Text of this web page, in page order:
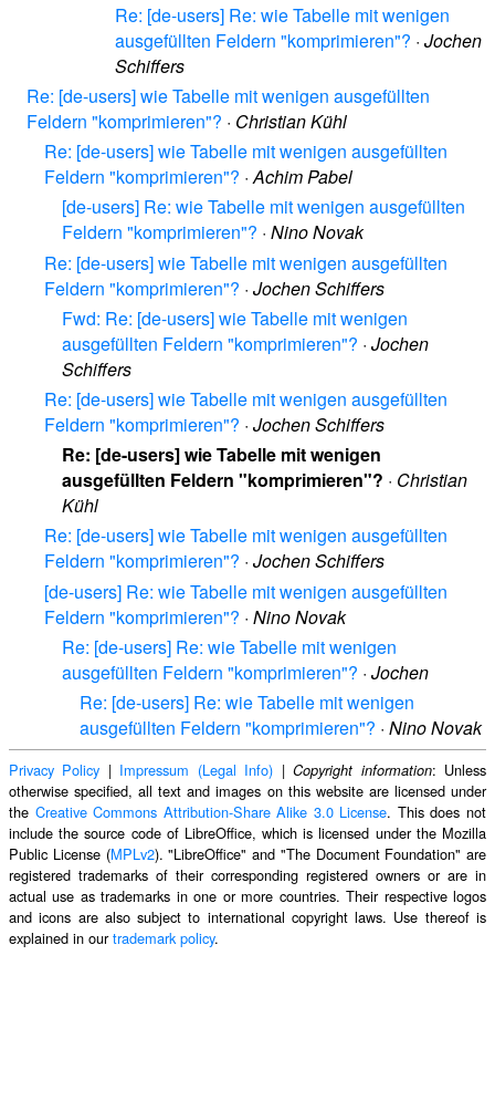
Re: [de-users] Re: wie Tabelle mit wenigen
ausgefüllten Feldern "komprimieren"? · Jochen
Schiffers
Re: [de-users] wie Tabelle mit wenigen ausgefüllten
Feldern "komprimieren"? · Christian Kühl
Re: [de-users] wie Tabelle mit wenigen ausgefüllten
Feldern "komprimieren"? ·Achim Pabel
[de-users] Re: wie Tabelle mit wenigen ausgefüllten
Feldern "komprimieren"? · Nino Novak
Re: [de-users] wie Tabelle mit wenigen ausgefüllten
Feldern "komprimieren"? · Jochen Schiffers
Fwd: Re: [de-users] wie Tabelle mit wenigen
ausgefüllten Feldern "komprimieren"? · Jochen
Schiffers
Re: [de-users] wie Tabelle mit wenigen ausgefüllten
Feldern "komprimieren"? · Jochen Schiffers
Re: [de-users] wie Tabelle mit wenigen
ausgefüllten Feldern "komprimieren"? · Christian
Kühl
Re: [de-users] wie Tabelle mit wenigen ausgefüllten
Feldern "komprimieren"? · Jochen Schiffers
[de-users] Re: wie Tabelle mit wenigen ausgefüllten
Feldern "komprimieren"? · Nino Novak
Re: [de-users] Re: wie Tabelle mit wenigen
ausgefüllten Feldern "komprimieren"? · Jochen
Re: [de-users] Re: wie Tabelle mit wenigen
ausgefüllten Feldern "komprimieren"? · Nino Novak
Privacy Policy | Impressum (Legal Info) |Copyright information: Unless
otherwise specified, all text and images on this website are licensed under
the Creative Commons Attribution-Share Alike 3.0 License. This does not
include the source code of LibreOffice, which is licensed under the Mozilla
Public License (MPLv2). "LibreOffice" and "The Document Foundation" are
registered trademarks of their corresponding registered owners or are in
actual use as trademarks in one or more countries. Their respective logos
and icons are also subject to international copyright laws. Use thereof is
explained in ourtrademark policy.